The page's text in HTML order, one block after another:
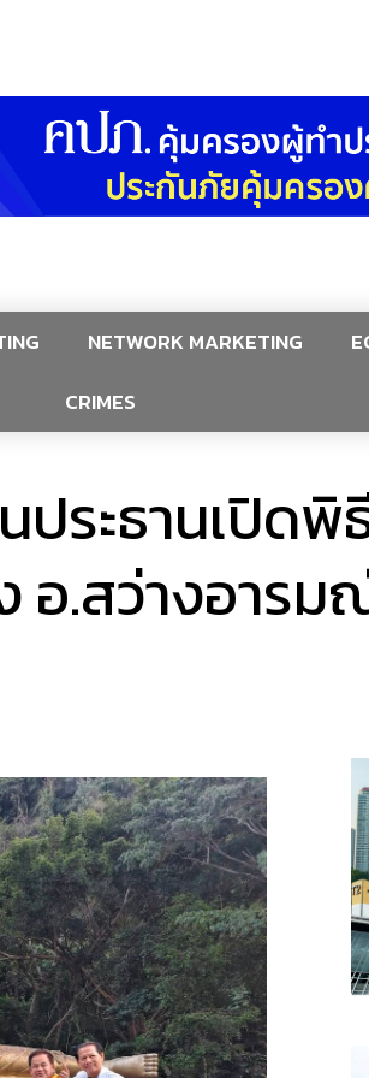
NETWORK MARKETING
CRIMES
ประธานเปิด
อ.สว่างอารม